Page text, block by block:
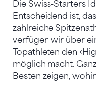
Die Swiss-Starters
Entscheidend ist,
zahlreiche
verfügen wir über
Topathleten den
möglich macht.
Besten zeigen,